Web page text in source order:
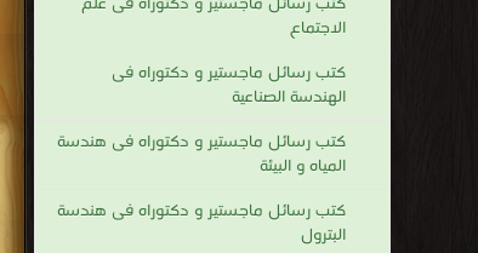
الاجتماع
كتب رسائل ماجستير و دكتوراه فى
الهندسة الصناعية
كتب رسائل ماجستير و دكتوراه فى هندسة
المياه و البيئة
كتب رسائل ماجستير و دكتوراه فى هندسة
البترول